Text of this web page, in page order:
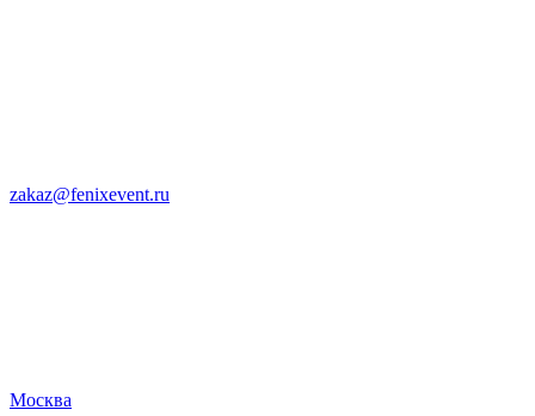
zakaz@fenixevent.ru
Москва